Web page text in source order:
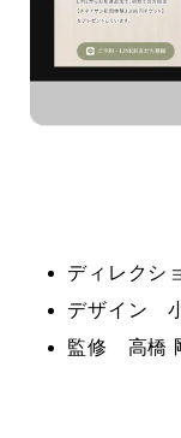
ディレクシ
デザイン
監修 高橋
んに負けない